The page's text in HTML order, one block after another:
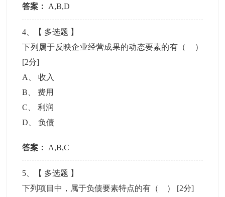
答案： A,B,D
4 、【 多选题 】
下列属于反映企业经营成果的动态要素的有（ ）
[2分]
A
、收入
B
费用
C 、利润
D 、负债
答案： A,B,C
5 、【 多选题 】
下列项目中，属于负债要素特点的有（ ） [2分]